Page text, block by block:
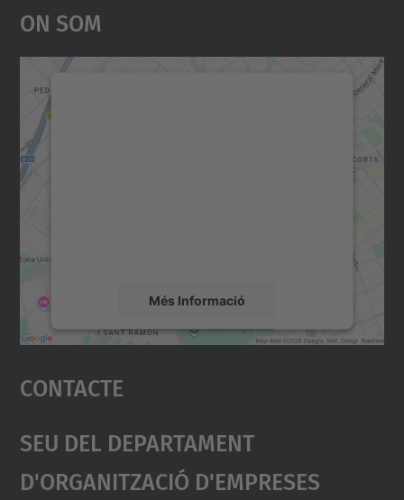
On Som
Més Informació
Accepta
powered by
Contacte
Seu Del Departament
D'Organització D'Empreses